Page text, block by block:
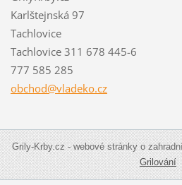
Karlštejnská 97
Tachlovice
Tachlovice 311 678 445-6
777 585 285
obchod@vladeko.cz
Grily-Krby.cz - webové stránky o
Grilování